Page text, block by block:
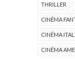
THRILLER
CINÉMA
CINÉMA
CINÉMA